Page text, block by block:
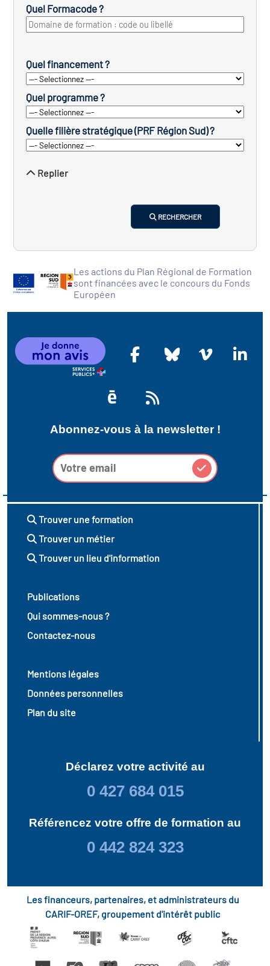
Quel Formacode ?
Quel financement ?
Quel programme ?
Quelle filière stratégique (PRF Région Sud) ?
Replier
RECHERCHER
Les actions du Plan Régional de Formation
sont financées avec le concours du Fonds
Européen
Abonnez-vous à la newsletter !
Trouver une formation
Trouver un métier
Trouver un lieu d'information
Publications
Qui sommes-nous ?
Contactez-nous
Mentions légales
Données personnelles
Plan du site
Déclarez votre activité au
0 427 684 015
Référencez votre offre de formation au
0 442 824 323
Les financeurs, partenaires, et administrateurs du
CARIF-OREF, groupement d'intérêt public